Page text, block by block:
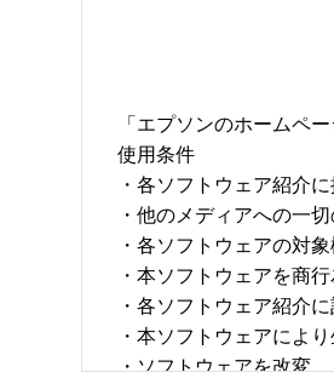
「エプソンのホームペ
使用条件
・各ソフトウェア紹介
・他のメディアへの一
・各ソフトウェアの対
・本ソフトウェアを商
・各ソフトウェア紹介
・本ソフトウェアによ
・ソフトウェアを改変